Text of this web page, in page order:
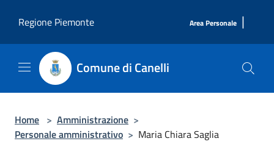
Regione Piemonte
Area Personale |
Comune di Canelli
Home > Amministrazione >
Personale amministrativo > Maria Chiara Saglia